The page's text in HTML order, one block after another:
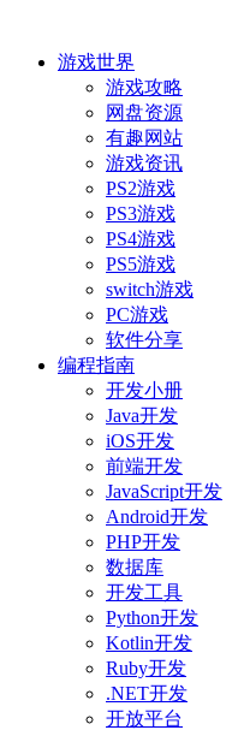
游戏世界
游戏攻略
网盘资源
有趣网站
游戏资讯
PS2游戏
PS3游戏
PS4游戏
PS5游戏
switch游戏
PC游戏
软件分享
编程指南
开发小册
Java开发
iOS开发
前端开发
JavaScript开发
Android开发
PHP开发
数据库
开发工具
Python开发
Kotlin开发
Ruby开发
.NET开发
开放平台